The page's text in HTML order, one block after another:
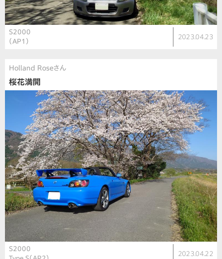
S2000
（AP1）
2023.04.23
Holland Roseさん
桜花満開
S2000
2023.04.22